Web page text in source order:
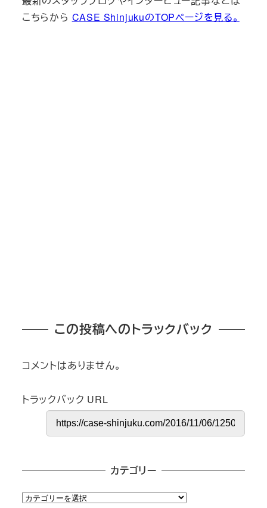
こちらから CASE ShinjukuのTOPページを見る。
この投稿へのトラックバック
コメントはありません。
トラックバック URL
カテゴリー
カ